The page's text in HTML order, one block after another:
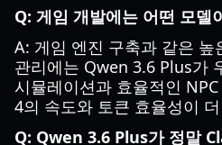
Q: 게임 개발에는 어떤 모델
A: 게임 엔진 구축과 같은 높
관리에는 Qwen 3.6 Plus가
시뮬레이션과 효율적인
4의 속도와 토큰 효율성이
Q: Qwen 3.6 Plus가 정말